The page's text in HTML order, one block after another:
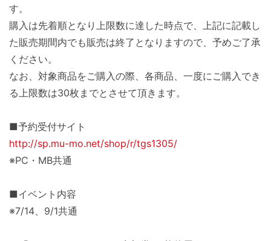
す。
購入は先着順となり上限数に達した時点で、 上記に記載し
た販売期間内でも販売は終了となりますので、 予めご了承
ください。
なお、対象商品をご購入の際、各商品、 一度にご購入でき
る上限数は30枚までとさせて頂きます。
■予約受付サイト
http://sp.mu-mo.net/shop/r/tgs1305/
※PC・MB共通
■イベント内容
※7/14、9/1共通